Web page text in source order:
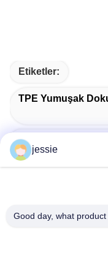
Etiketler:
TPE Yumuşak
45 Mm Çaplı
Garantili Kozmetik
jessie
Good day, what